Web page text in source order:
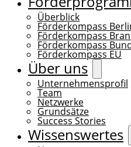
Überblick
Förderkompass
Förderkompass
Förderkompass
Förderkompass EU
Über uns
Unternehmensprofil
Team
Netzwerke
Grundsätze
Success Stories
Wissenswertes